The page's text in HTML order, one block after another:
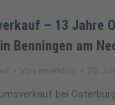
– 13 Jahre
Benningen am
bei